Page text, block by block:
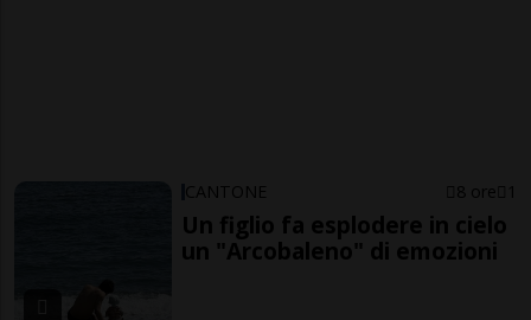
CANTONE 8 ore 1
Un figlio fa esplodere in cielo
un "Arcobaleno" di emozioni